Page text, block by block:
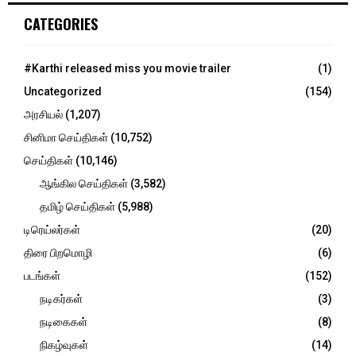
h
o
:
CATEGORIES
#Karthi released miss you movie trailer
(1)
Uncategorized
(154)
அரசியல் (1,207)
சினிமா செய்திகள் (10,752)
செய்திகள் (10,146)
ஆங்கில செய்திகள் (3,582)
தமிழ் செய்திகள் (5,988)
டிரெய்லர்கள்
(20)
திரை பிறமொழி
(6)
படங்கள்
(152)
நடிகர்கள்
(3)
நடிகைகள்
(8)
நிகழ்வுகள்
(14)